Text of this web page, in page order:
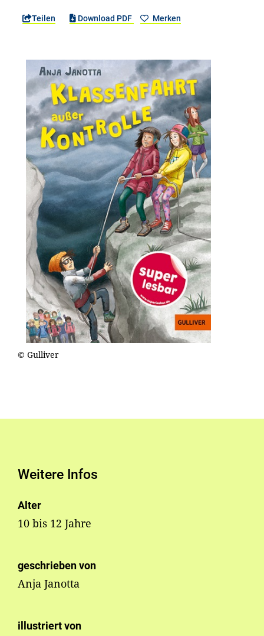
Teilen Download PDF Merken
© Gulliver
Weitere Infos
Alter
10 bis 12 Jahre
geschrieben von
Anja Janotta
illustriert von